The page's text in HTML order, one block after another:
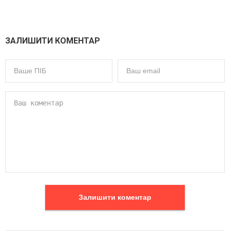
ЗАЛИШИТИ КОМЕНТАР
Залишити коментар